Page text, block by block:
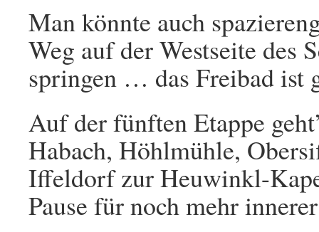
Man könnte auch
Weg auf der Westseite des
springen … das Freibad ist
Auf der fünften Etappe
Habach, Höhlmühle,
Iffeldorf zur Heuwinkl-
Pause für noch mehr